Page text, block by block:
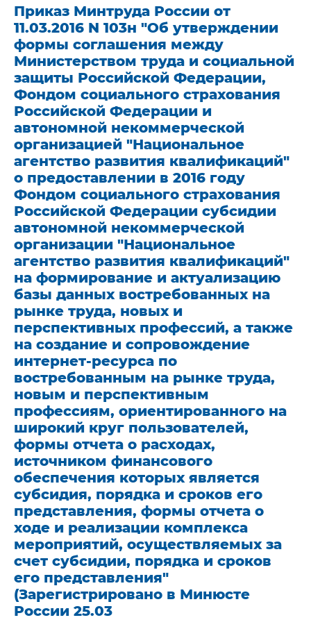
Приказ Минтруда России от
11.03.2016 N 103н "Об утверждении
формы соглашения между
Министерством труда и социальной
защиты Российской Федерации,
Фондом социального страхования
Российской Федерации и
автономной некоммерческой
организацией "Национальное
агентство развития квалификаций"
о предоставлении в 2016 году
Фондом социального страхования
Российской Федерации субсидии
автономной некоммерческой
организации "Национальное
агентство развития квалификаций"
на формирование и актуализацию
базы данных востребованных на
рынке труда, новых и
перспективных профессий, а также
на создание и сопровождение
интернет-ресурса по
востребованным на рынке труда,
новым и перспективным
профессиям, ориентированного на
широкий круг пользователей,
формы отчета о расходах,
источником финансового
обеспечения которых является
субсидия, порядка и сроков его
представления, формы отчета о
ходе и реализации комплекса
мероприятий, осуществляемых за
счет субсидии, порядка и сроков
его представления"
(Зарегистрировано в Минюсте
России 25.03